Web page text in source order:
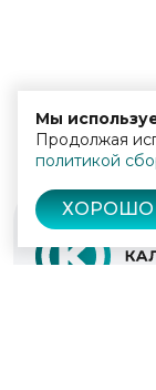
Мы
Продолжая
политикой
ХОРОШО